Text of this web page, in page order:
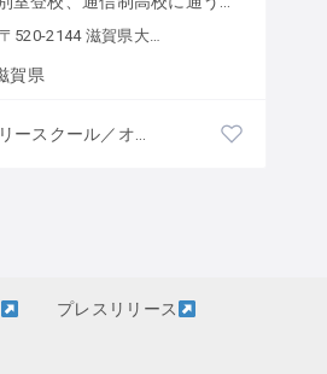
2144 滋賀県大津市大萱１丁目９−７
賀県
プレスリリース